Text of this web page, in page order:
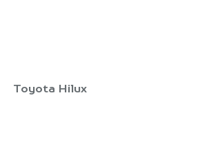
Toyota Hilux